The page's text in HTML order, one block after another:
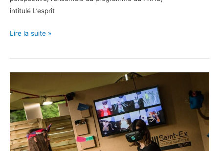
intitulé L’esprit
Bouge
FRAC
Lire la suite »